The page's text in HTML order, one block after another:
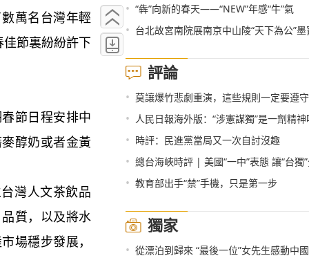
萬名台灣年輕
節裏紛紛許下
節日程安排中
醇奶或者金黃
灣人文茶飲品
質，以及將水
場穩步發展，
• “犇”向新的春天——“NEW”年感“牛”氣
• 台北故宮南院展南京中山陵“天下為公”
評論
• 莫讓爆竹悲劇重演，這些規則一定要遵守
• 人民日報海外版：“涉憲謀獨”是一劑精
• 時評：民進黨當局又一次自討沒趣
• 總台海峽時評 | 美國“一中”表態 讓“台獨”分子看
• 教育部出手“禁”手機，只是第一步
獨家
• 從漂泊到歸來 “最後一位”女先生感動中國